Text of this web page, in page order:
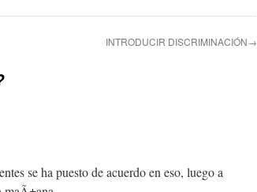
INTRODUCIR DISCRIMINACIÓN→
se ha puesto de acuerdo en eso, luego a